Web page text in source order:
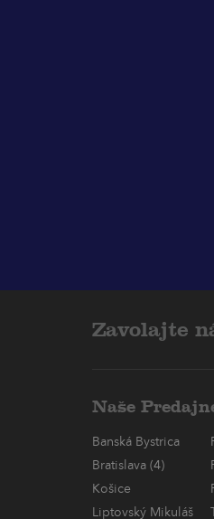
Zavolajte
Naše
Banská Bystrica
Bratislava (4)
Košice
Liptovský Mikuláš